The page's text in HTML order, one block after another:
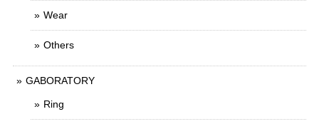
Wear
Others
GABORATORY
Ring